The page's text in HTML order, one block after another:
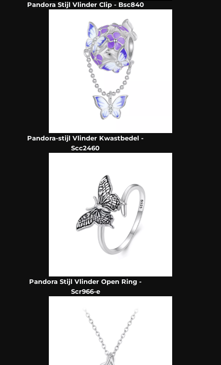
Pandora Stijl Vlinder Clip - Bsc840
Pandora-stijl Vlinder Kwastbedel -
Scc2460
Pandora Stijl Vlinder Open Ring -
Scr966-e